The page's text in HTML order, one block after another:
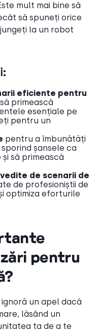
mult mai bine să
să spuneți orice
la un robot
eficiente pentru
primească
esențiale pe
pentru un
pentru a îmbunătăți
șansele ca
să primească
de scenarii de
de profesioniștii de
optimiza eforturile
pentru
un apel dacă
lăsând un
ta de a te